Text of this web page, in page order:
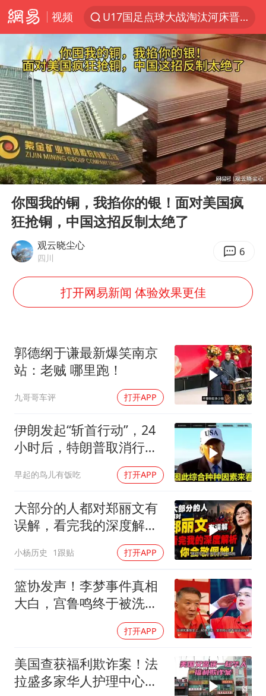
视频
U17国足点球大战淘汰河床晋级决赛
四川宜宾市高县4.9级地震致1人死亡
上海：台风白海豚或将带来龙卷风
“今天得有40℃了吧 为啥还不预警”
中国女篮70-67险胜尼日利亚女篮
秋天的第一杯奶茶到底有多火
东航：国内客票提前14天免费退改
胡彦斌获《歌手2026》歌王
38岁演员求职万岁山NPC成功
夯实基础开新局
Play
00:00 06:47
你囤我的铜，我掐你的银！面对美国疯
狂抢铜，中国这招反制太绝了
观云晓尘心
四川 6
打开网易新闻 体验效果更佳
郭德纲于谦最新爆笑南京
站：老贼 哪里跑！
九哥哥车评 打开APP
伊朗发起“斩首行动”，24
小时后，特朗普取消行
早起的鸟儿有饭吃 打开APP
大部分的人都对郑丽文有
误解，看完我的深度解析
小杨历史 1跟贴 打开APP
篮协发声！李梦事件真相
大白，宫鲁鸣终于被洗清
打开APP
美国查获福利欺诈案！法
拉盛多家华人护理中心欺